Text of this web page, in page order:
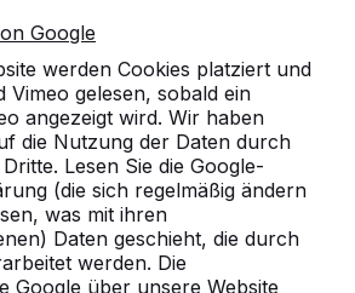
Google
werden Cookies platziert und
Vimeo gelesen, sobald ein
angezeigt wird. Wir haben
die Nutzung der Daten durch
Lesen Sie die Google-
(die sich regelmäßig ändern
was mit ihren
Daten geschieht, die durch
werden. Die
Google über unsere Website
von HeBlad auch
werden?
erforderlich, dass
eine befestigte
ist, damit der Tisch